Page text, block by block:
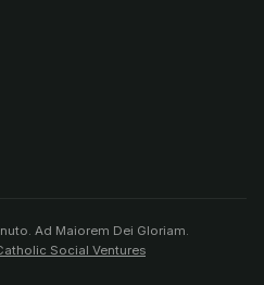
Ad Maiorem Dei Gloriam.
Social Ventures